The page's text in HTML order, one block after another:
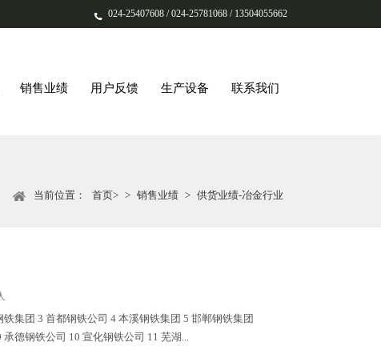
024-25407608 / 024-25781068 / 13504055662
销售业绩 用户反馈 生产设备 联系我们
当前位置： 首页> > 销售业绩 > 供货业绩-冶金行业
集团 3 首都钢铁公司 4 本溪钢铁集团 5 邯郸钢铁集团
德钢铁公司 10 宣化钢铁公司 11 芜湖...